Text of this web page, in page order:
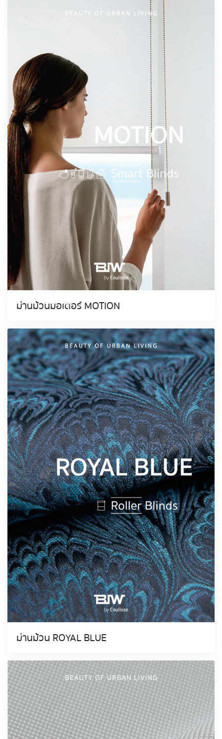
ม่านม้วนมอเตอร์ MOTION
ม่านม้วน ROYAL BLUE